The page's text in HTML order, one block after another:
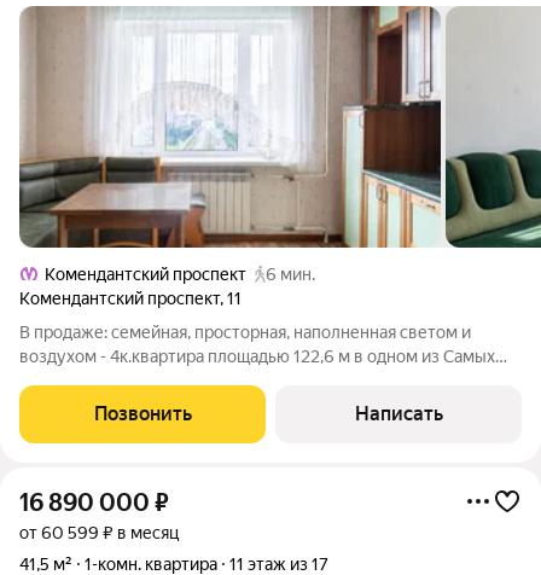
Комендантский проспект
6 мин.
Комендантский проспект,11
В продаже: семейная, просторная, наполненная светом и
воздухом - 4к.квартира площадью 122,6 м в одном из Самых
Квартира находится на 13 -этаже 16-этaжнoгo кирпичнoго
дoмa. Окна квартиры выходят на
Позвонить Написать
16 890 000 ₽
от 60 599 ₽ в месяц
41,5 м²
1-комн. квартира 11 этаж из 17